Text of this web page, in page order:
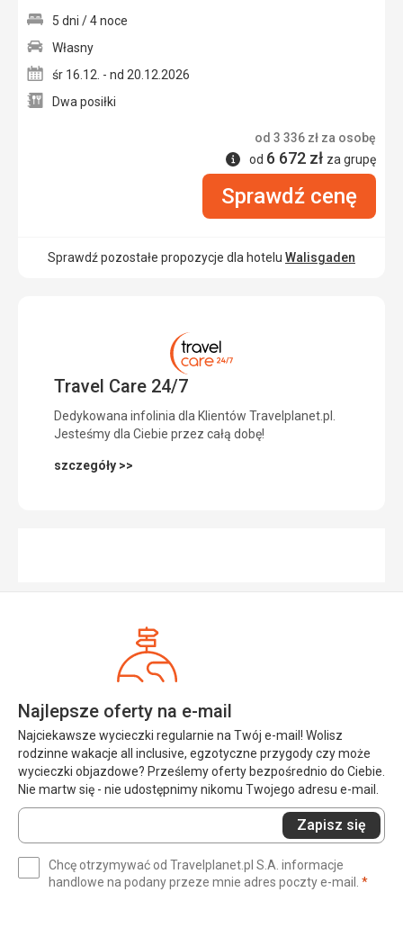
5 dni / 4 noce
Własny
śr 16.12. - nd 20.12.2026
Dwa posiłki
od 3 336 zł za osobę
Informacje
od 6 672 zł za grupę
Sprawdź cenę
Sprawdź pozostałe propozycje dla hotelu Walisgaden
Travel Care 24/7
Dedykowana infolinia dla Klientów Travelplanet.pl.
Jesteśmy dla Ciebie przez całą dobę!
szczegóły >>
Najlepsze oferty na e-mail
Najciekawsze wycieczki regularnie na Twój e-mail! Wolisz
rodzinne wakacje all inclusive, egzotyczne przygody czy może
wycieczki objazdowe? Prześlemy oferty bezpośrednio do Ciebie.
Nie martw się - nie udostępnimy nikomu Twojego adresu e-mail.
Wprowadź
swój
(wymagane)
Zapisz się
Chcę otrzymywać od Travelplanet.pl S.A. informacje
handlowe na podany przeze mnie adres poczty e-mail. *